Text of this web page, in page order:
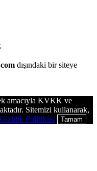
dışındaki bir siteye
amacıyla KVKK ve
Sitemizi kullanarak,
Gizlilik Politikası Tamam